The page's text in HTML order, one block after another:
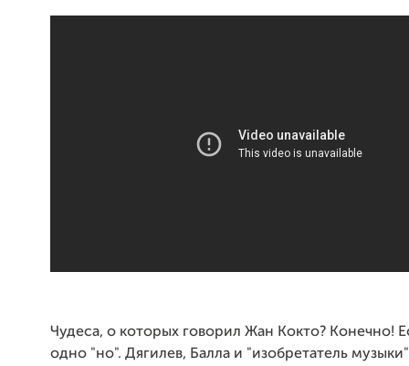
Чудеса, о которых говорил Жан Кокто? Конечно!
одно "но". Дягилев, Балла и "изобретатель